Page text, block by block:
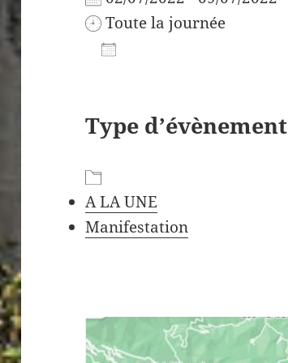
Toute la journée
Type d’évènement
A LA UNE
Manifestation